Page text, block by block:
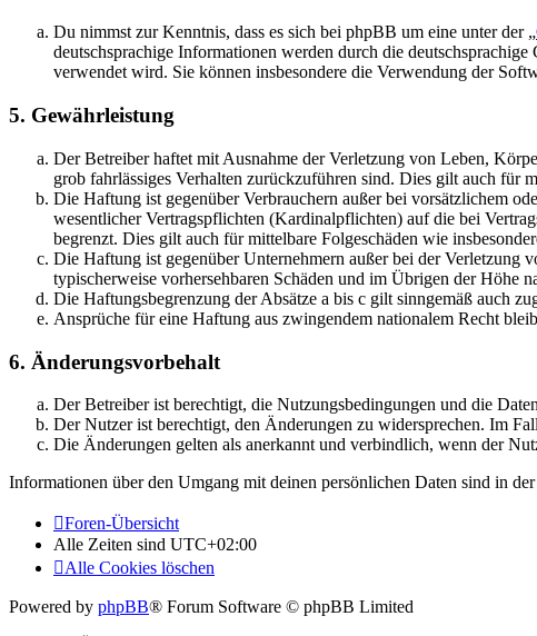
Du nimmst zur Kenntnis, dass es sich bei phpBB um eine unter der „
deutschsprachige Informationen werden durch die
verwendet wird. Sie können insbesondere die Verwendung der
5. Gewährleistung
Der Betreiber haftet mit Ausnahme der Verletzung von Leben,
grob fahrlässiges Verhalten zurückzuführen sind. Dies gilt auch für
Die Haftung ist gegenüber Verbrauchern außer bei vorsätzlichem
wesentlicher Vertragspflichten (Kardinalpflichten) auf die bei
begrenzt. Dies gilt auch für mittelbare Folgeschäden wie
Die Haftung ist gegenüber Unternehmern außer bei der Verletzung
typischerweise vorhersehbaren Schäden und im Übrigen der Höhe
Die Haftungsbegrenzung der Absätze a bis c gilt sinngemäß auch
Ansprüche für eine Haftung aus zwingendem nationalem Recht
6. Änderungsvorbehalt
Der Betreiber ist berechtigt, die Nutzungsbedingungen und die
Der Nutzer ist berechtigt, den Änderungen zu widersprechen. Im
Die Änderungen gelten als anerkannt und verbindlich, wenn der
Informationen über den Umgang mit deinen persönlichen Daten sind in
Foren-Übersicht
Alle Zeiten sind UTC+02:00
Alle Cookies löschen
Powered by phpBB® Forum Software © phpBB Limited